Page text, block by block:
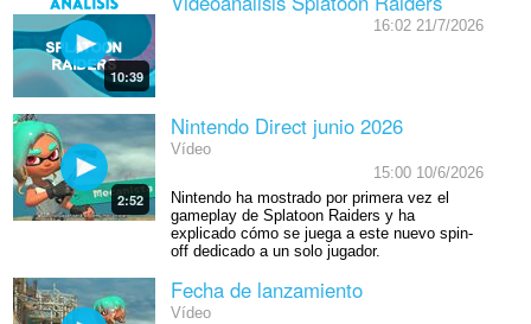
10:39
16:02 21/7/2026
2:52
Nintendo Direct junio 2026
Vídeo
15:00 10/6/2026
Nintendo ha mostrado por primera vez el
gameplay de Splatoon Raiders y ha
explicado cómo se juega a este nuevo spin-
off dedicado a un solo jugador.
Fecha de lanzamiento
Vídeo